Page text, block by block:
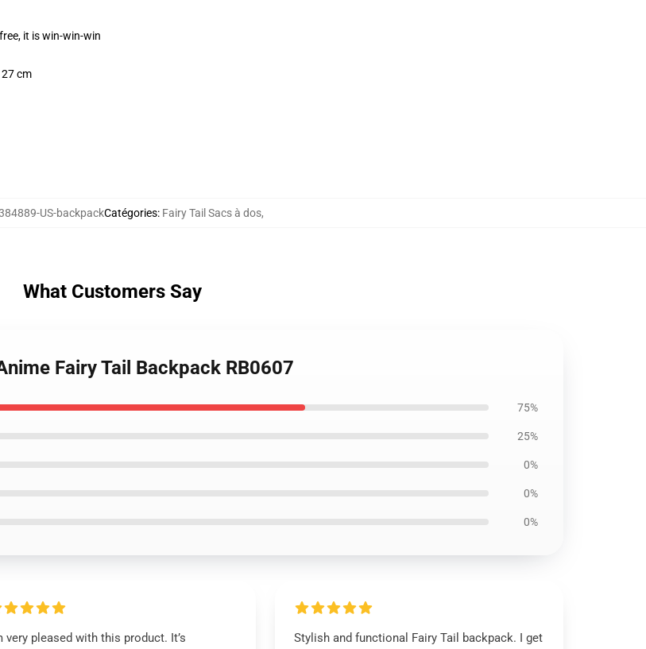
it is win-win-win
cm
US-backpackCatégories: Fairy Tail Sacs à dos,
What Customers Say
Fairy Tail Backpack RB0607
75%
25%
0%
0%
0%
very pleased with this product. It’s
Stylish and functional Fairy Tail backpack. I get